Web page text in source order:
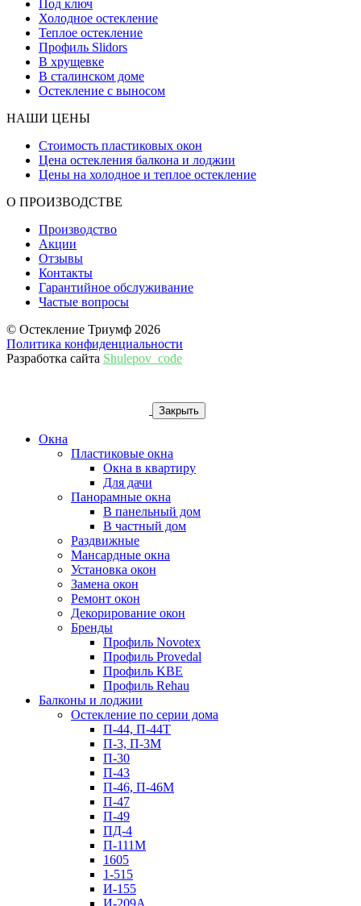
Под ключ
Холодное остекление
Теплое остекление
Профиль Slidors
В хрущевке
В сталинском доме
Остекление с выносом
НАШИ ЦЕНЫ
Стоимость пластиковых окон
Цена остекления балкона и лоджии
Цены на холодное и теплое остекление
О ПРОИЗВОДСТВЕ
Производство
Акции
Отзывы
Контакты
Гарантийное обслуживание
Частые вопросы
© Остекление Триумф 2026
Политика конфиденциальности
Разработка сайта Shulepov_code
Закрыть
Окна
Пластиковые окна
Окна в квартиру
Для дачи
Панорамные окна
В панельный дом
В частный дом
Раздвижные
Мансардные окна
Установка окон
Замена окон
Ремонт окон
Декорирование окон
Бренды
Профиль Novotex
Профиль Provedal
Профиль KBE
Профиль Rehau
Балконы и лоджии
Остекление по серии дома
П-44, П-44Т
П-3, П-3М
П-30
П-43
П-46, П-46М
П-47
П-49
ПД-4
П-111М
1605
1-515
И-155
И-209А